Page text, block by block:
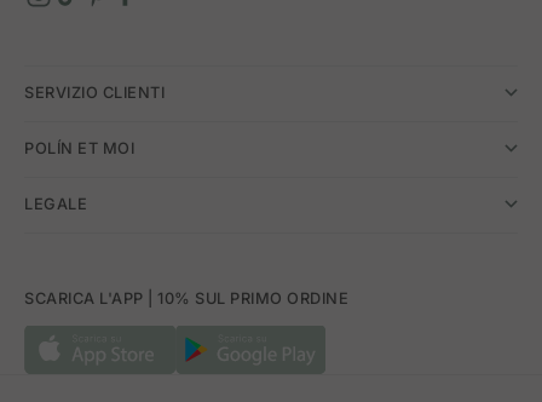
SERVIZIO CLIENTI
POLÍN ET MOI
LEGALE
SCARICA L'APP | 10% SUL PRIMO ORDINE